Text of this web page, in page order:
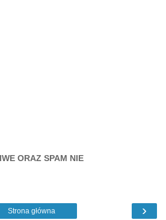
ORAZ SPAM NIE
›
Strona główna